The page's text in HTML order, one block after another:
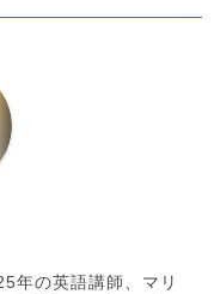
年の英語講師、マリ